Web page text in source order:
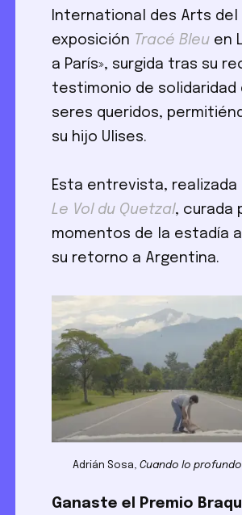
International des Arts del
exposición Tracé Bleu en
a París», surgida tras su
testimonio de solidaridad
seres queridos,
su hijo Ulises.
Esta entrevista,
Le Vol du Quetzal, curada
momentos de la estadía
su retorno a Argentina.
Adrián Sosa,Cuando lo
Ganaste el Premio